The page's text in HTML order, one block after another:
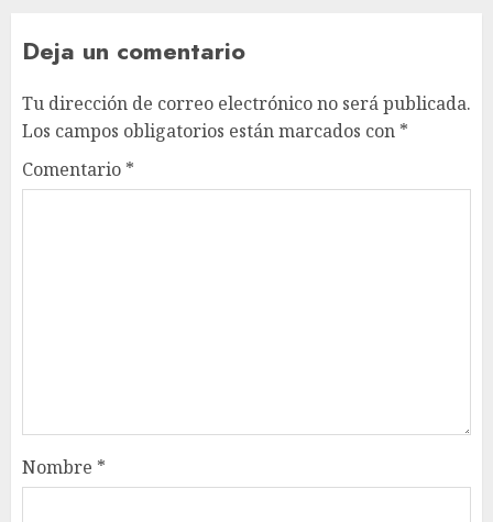
Deja un comentario
Tu dirección de correo electrónico no será publicada.
Los campos obligatorios están marcados con *
Comentario *
Nombre *